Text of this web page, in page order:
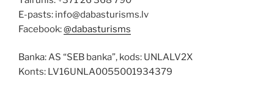
E-pasts: info@dabasturisms.lv
Facebook:@dabasturisms
Banka: AS “SEB banka”, kods: UNLALV2X
Konts: LV16UNLA0055001934379